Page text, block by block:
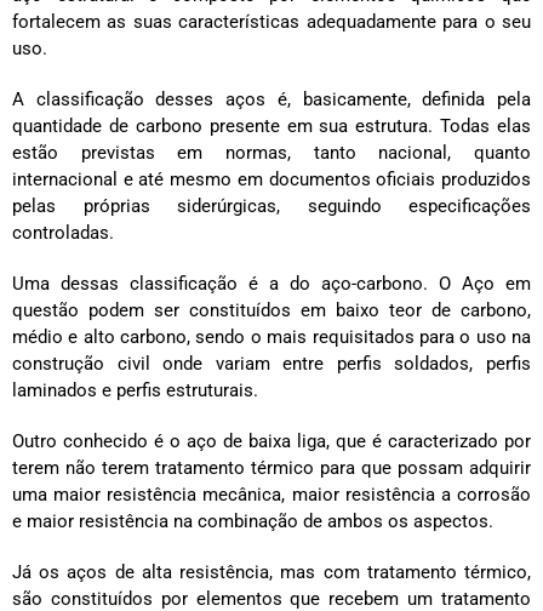
fortalecem as suas características adequadamente para o seu
uso.
A classificação desses aços é, basicamente, definida pela
quantidade de carbono presente em sua estrutura. Todas elas
estão previstas em normas, tanto nacional, quanto
internacional e até mesmo em documentos oficiais produzidos
pelas próprias siderúrgicas, seguindo especificações
controladas.
Uma dessas classificação é a do aço-carbono. O Aço em
questão podem ser constituídos em baixo teor de carbono,
médio e alto carbono, sendo o mais requisitados para o uso na
construção civil onde variam entre perfis soldados, perfis
laminados e perfis estruturais.
Outro conhecido é o aço de baixa liga, que é caracterizado por
terem não terem tratamento térmico para que possam adquirir
uma maior resistência mecânica, maior resistência a corrosão
e maior resistência na combinação de ambos os aspectos.
Já os aços de alta resistência, mas com tratamento térmico,
são constituídos por elementos que recebem um tratamento